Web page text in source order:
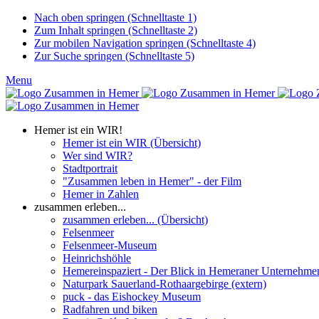
Nach oben springen (Schnelltaste 1)
Zum Inhalt springen (Schnelltaste 2)
Zur mobilen Navigation springen (Schnelltaste 4)
Zur Suche springen (Schnelltaste 5)
Menu
Hemer ist ein WIR!
Hemer ist ein WIR (Übersicht)
Wer sind WIR?
Stadtportrait
"Zusammen leben in Hemer" - der Film
Hemer in Zahlen
zusammen erleben...
zusammen erleben... (Übersicht)
Felsenmeer
Felsenmeer-Museum
Heinrichshöhle
Hemereinspaziert - Der Blick in Hemeraner
Naturpark Sauerland-Rothaargebirge (extern)
puck - das Eishockey Museum
Radfahren und biken